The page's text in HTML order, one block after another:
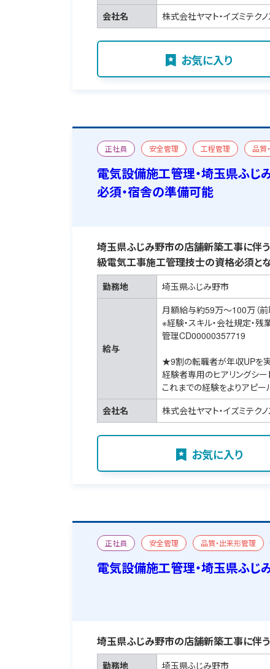
会社名
株式会社ヤマト・イズミテクノ
お気に入り
正社員 安全管理 工程管理 品質
新築
新築 一級電気工事施工管理技士
電気設備施工管理・埼玉県ふじ
必須・宿舎の準備可能
埼玉県ふじみ野市の店舗新築工事に伴
級電気工事施工管理技士の資格必須とな
勤務地 埼玉県ふじみ野市
給与
月額給与約59万～100万（前
※経験・スキル・会社規定・残
管理CD00000357719
★9割の転職者が年収UPを実
経験者専用のヒアリングシー
これまでの経験をよりアピー
会社名
株式会社ヤマト・イズミテクノ
お気に入り
正社員 安全管理 品質・出来形管理
宿舎あり
電気設備施工管理・埼玉県ふじ
埼玉県ふじみ野市の店舗新築工事に伴
勤務地 埼玉県ふじみ野市